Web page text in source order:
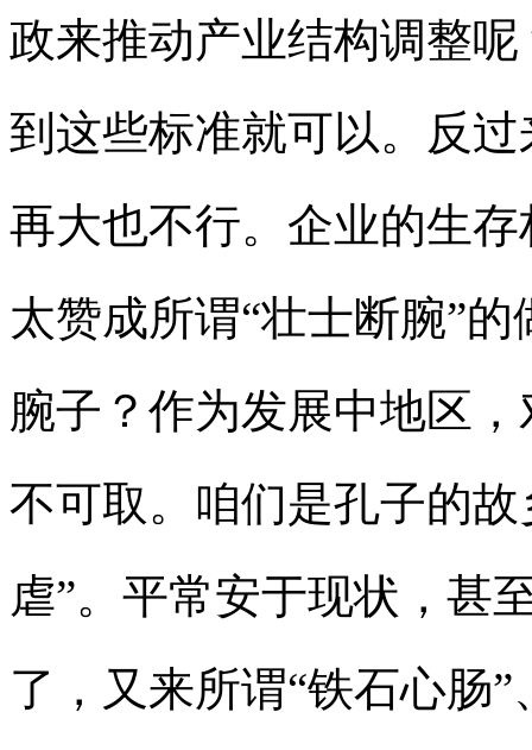
政来推动产业结构调整
到这些标准就可以。反
再大也不行。企业的生
太赞成所谓“壮士断腕”
腕子？作为发展中地区
不可取。咱们是孔子的
虐”。平常安于现状，甚
了，又来所谓“铁石心肠